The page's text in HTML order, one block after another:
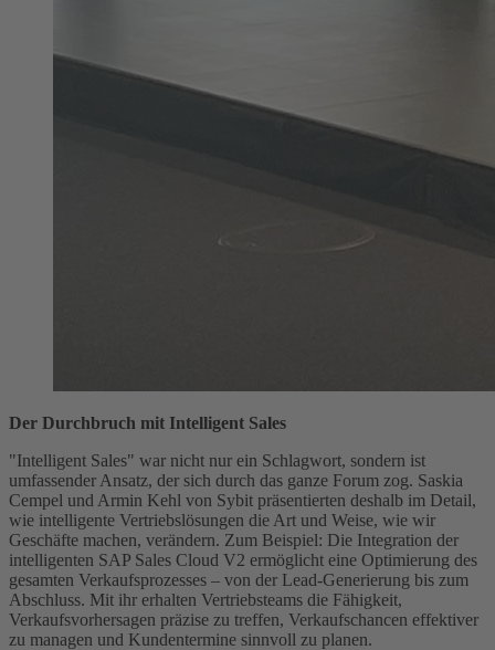
Der Durchbruch mit Intelligent Sales
"Intelligent Sales" war nicht nur ein Schlagwort, sondern ist
umfassender Ansatz, der sich durch das ganze Forum zog. Saskia
Cempel und Armin Kehl von Sybit präsentierten deshalb im Detail,
wie intelligente Vertriebslösungen die Art und Weise, wie wir
Geschäfte machen, verändern. Zum Beispiel: Die Integration der
intelligenten SAP Sales Cloud V2 ermöglicht eine Optimierung des
gesamten Verkaufsprozesses – von der Lead-Generierung bis zum
Abschluss. Mit ihr erhalten Vertriebsteams die Fähigkeit,
Verkaufsvorhersagen präzise zu treffen, Verkaufschancen effektiver
zu managen und Kundentermine sinnvoll zu planen.